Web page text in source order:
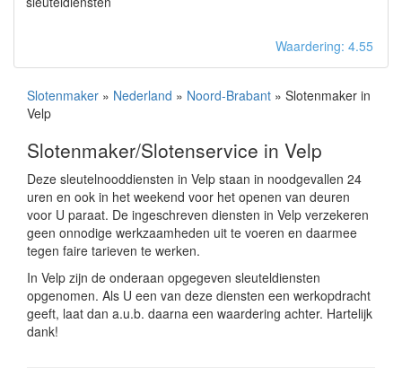
Waardering: 4.55
Slotenmaker » Nederland » Noord-Brabant » Slotenmaker in
Velp
Slotenmaker/Slotenservice in Velp
Deze sleutelnooddiensten in Velp staan in noodgevallen 24
uren en ook in het weekend voor het openen van deuren
voor U paraat. De ingeschreven diensten in Velp verzekeren
geen onnodige werkzaamheden uit te voeren en daarmee
tegen faire tarieven te werken.
In Velp zijn de onderaan opgegeven sleuteldiensten
opgenomen. Als U een van deze diensten een werkopdracht
geeft, laat dan a.u.b. daarna een waardering achter. Hartelijk
dank!